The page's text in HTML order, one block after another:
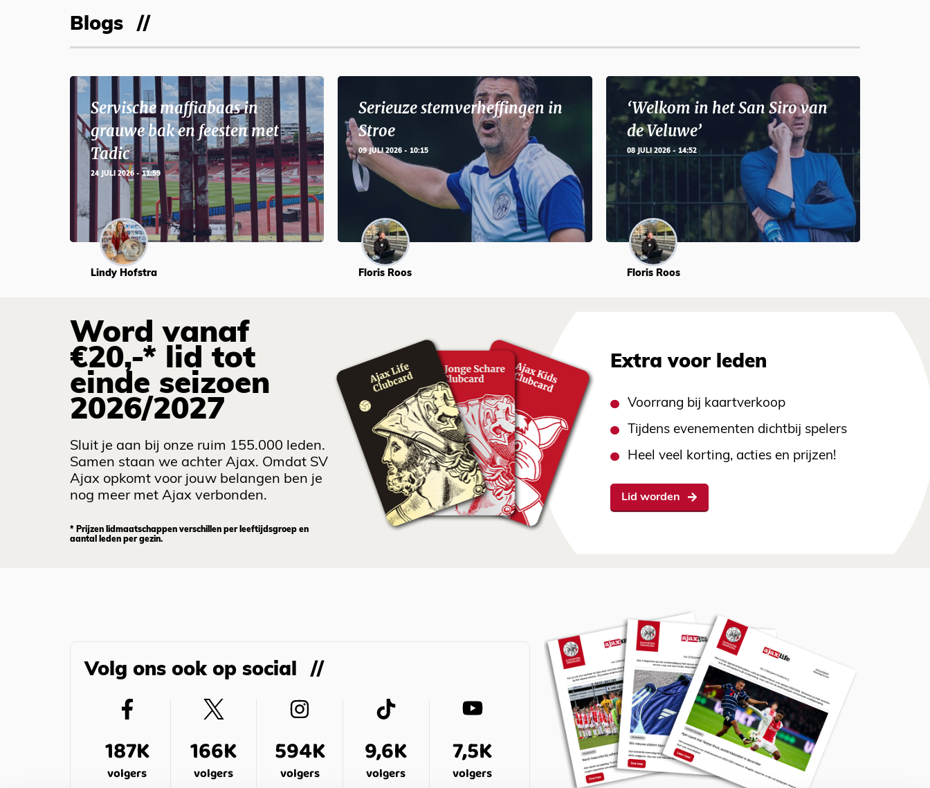
Blogs
Servische maffiabaas in
grauwe bak en feesten met
Tadic
24 JULI 2026 - 11:59
Lindy Hofstra
Serieuze stemverheffingen in
Stroe
09 JULI 2026 - 10:15
Floris Roos
‘Welkom in het San Siro van
de Veluwe’
08 JULI 2026 - 14:52
Floris Roos
Word vanaf
€20,-* lid tot
einde seizoen
2026/2027
Sluit je aan bij onze ruim 155.000 leden.
Samen staan we achter Ajax. Omdat SV
Ajax opkomt voor jouw belangen ben je
nog meer met Ajax verbonden.
* Prijzen lidmaatschappen verschillen per leeftijdsgroep en
aantal leden per gezin.
Extra voor leden
Voorrang bij kaartverkoop
Tijdens evenementen dichtbij spelers
Heel veel korting, acties en prijzen!
Lid worden
Volg ons ook op social
187K
volgers
166K
volgers
594K
volgers
9,6K
volgers
7,5K
volgers